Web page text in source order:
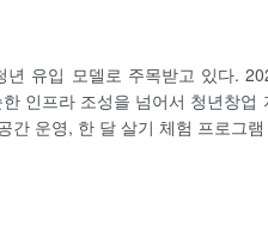
유입 모델로 주목받고 있다.
인프라 조성을 넘어서 청년창업
간 운영, 한 달 살기 체험 프로그